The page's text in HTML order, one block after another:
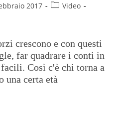
2017
Video
crescono e con questi
far quadrare i conti in
Così c'è chi torna a
una certa età